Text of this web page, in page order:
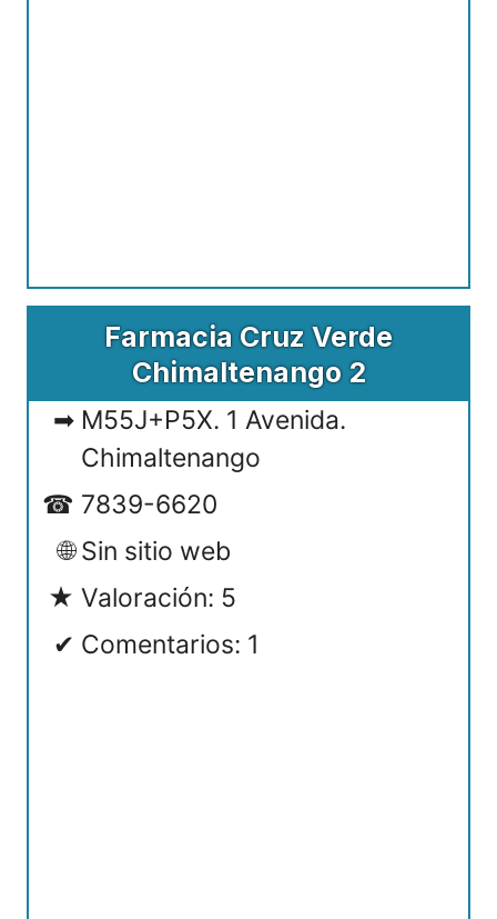
Farmacia Cruz Verde
Chimaltenango 2
M55J+P5X. 1 Avenida.
Chimaltenango
7839-6620
Sin sitio web
Valoración: 5
Comentarios: 1